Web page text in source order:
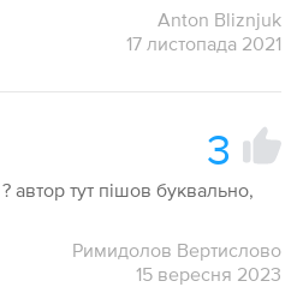
Anton Bliznjuk
17 листопада 2021
3
? автор тут пішов буквально,
Римидолов Вертислово
15 вересня 2023